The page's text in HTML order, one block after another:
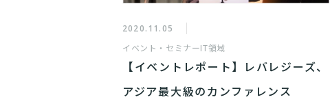
2020.11.05
イベント・セミナーIT領域
【イベントレポート】レバレジーズ、
アジア最大級のカンファレンス